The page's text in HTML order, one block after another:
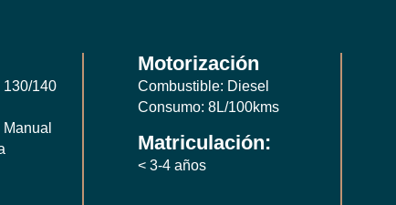
130/140
Motorización
Combustible: Diesel
Consumo: 8L/100kms
Matriculación:
< 3-4 años